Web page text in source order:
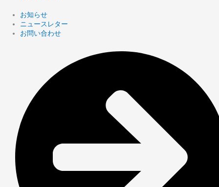
お知らせ
ニュースレター
お問い合わせ